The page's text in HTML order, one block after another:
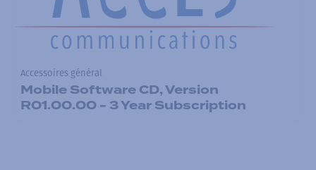
Accessoires général
Mobile Software CD, Version
R01.00.00 - 3 Year Subscription